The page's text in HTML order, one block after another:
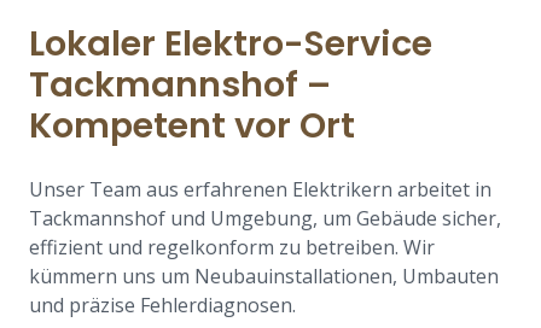
Lokaler Elektro-Service
Tackmannshof –
Kompetent vor Ort
Unser Team aus erfahrenen Elektrikern arbeitet in
Tackmannshof und Umgebung, um Gebäude sicher,
effizient und regelkonform zu betreiben. Wir
kümmern uns um Neubauinstallationen, Umbauten
und präzise Fehlerdiagnosen.